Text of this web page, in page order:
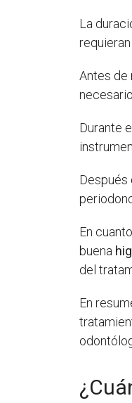
La
Antes de
Durante
En
buena
del
En